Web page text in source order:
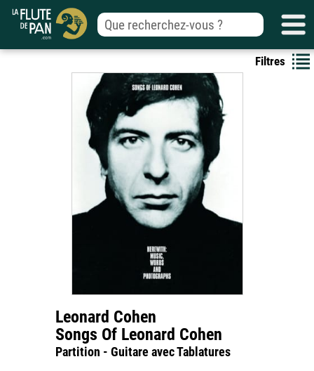
Filtres
Leonard Cohen
Songs Of Leonard Cohen
Partition - Guitare avec Tablatures